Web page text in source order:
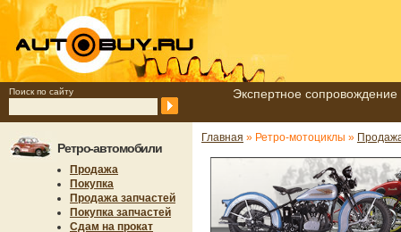
Поиск по сайту Экспертное
Ретро-автомобили
Продажа
Покупка
Продажа запчастей
Покупка запчастей
Сдам на прокат
Главная » Ретро-мотоциклы »